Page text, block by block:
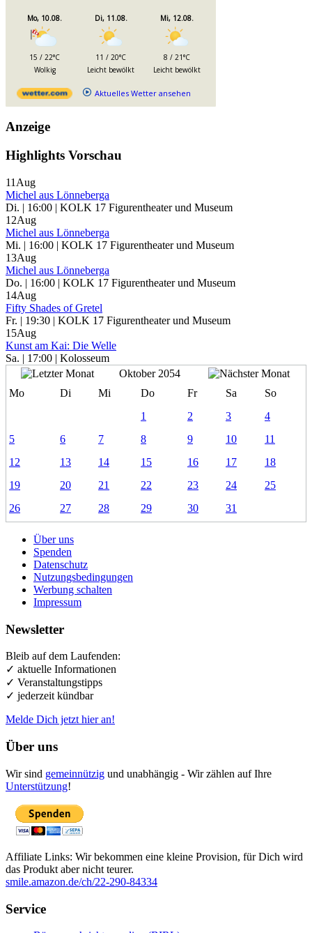
Mo, 10.08.
15 / 22°C
Wolkig
Di, 11.08.
11 / 20°C
Leicht bewölkt
Mi, 12.08.
8 / 21°C
Leicht bewölkt
Aktuelles Wetter ansehen
Anzeige
Highlights Vorschau
11 Aug
Michel aus Lönneberga
Di. | 16:00 | KOLK 17 Figurentheater und Museum
12Aug
Michel aus Lönneberga
Mi. | 16:00 | KOLK 17 Figurentheater und Museum
13Aug
Michel aus Lönneberga
Do. | 16:00 | KOLK 17 Figurentheater und Museum
14Aug
Fifty Shades of Gretel
Fr. | 19:30 | KOLK 17 Figurentheater und Museum
15Aug
Kunst am Kai: Die Welle
Sa. | 17:00 | Kolosseum
Oktober 2054
Mo
Di Mi Do Fr Sa
So
1
2 3
4
5
6 7 8 9 10
11
12
13 14 15 16 17
18
19
20 21 22 23 24
25
26
27 28 29 30 31
Über uns
Spenden
Datenschutz
Nutzungsbedingungen
Werbung schalten
Impressum
Newsletter
Bleib auf dem Laufenden:
✓ aktuelle Informationen
✓ Veranstaltungstipps
✓ jederzeit kündbar
Melde Dich jetzt hier an!
Über uns
Wir sind gemeinnützig und unabhängig - Wir zählen auf Ihre
Unterstützung!
Affiliate Links: Wir bekommen eine kleine Provision, für Dich wird
das Produkt aber nicht teurer.
smile.amazon.de/ch/22-290-84334
Service